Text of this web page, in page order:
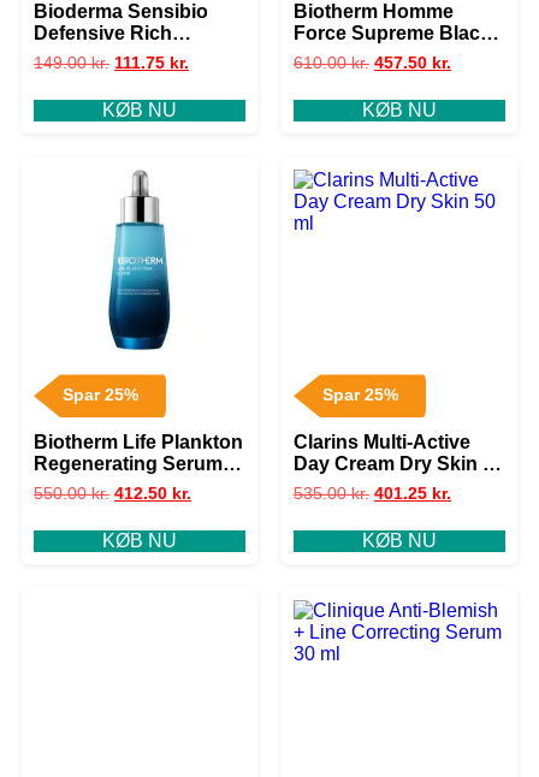
Bioderma Sensibio
Defensive Rich
Soothing Cream 40 ml
149.00kr. 111.75 kr.
KØB NU
Biotherm Homme
Force Supreme Black
Mask 50 ml
610.00kr. 457.50 kr.
KØB NU
Spar 25%
Biotherm Life Plankton
Regenerating Serum
30 ml
550.00kr. 412.50 kr.
KØB NU
Spar 25%
Clarins Multi-Active
Day Cream Dry Skin 50
ml
535.00kr. 401.25 kr.
KØB NU